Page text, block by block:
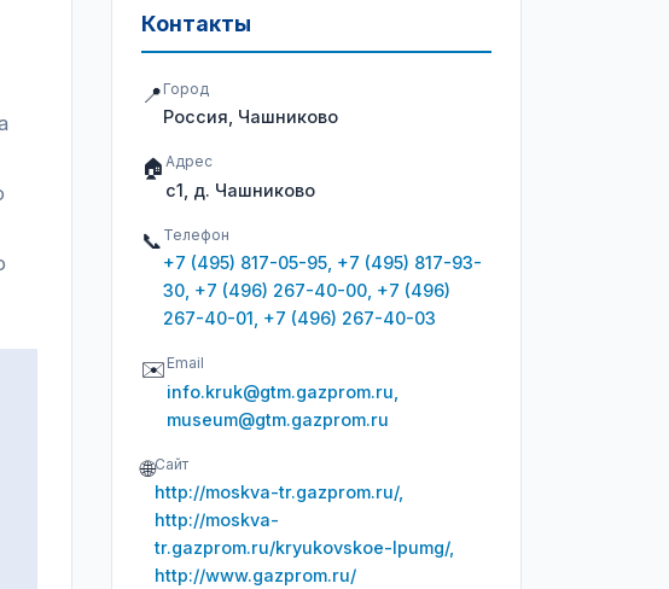
Контакты
📍 Город
Россия, Чашниково
🏠 Адрес
с1, д. Чашниково
📞 Телефон
+7 (495) 817-05-95, +7 (495) 817-93-
30, +7 (496) 267-40-00, +7 (496)
267-40-01, +7 (496) 267-40-03
✉️ Email
info.kruk@gtm.gazprom.ru,
museum@gtm.gazprom.ru
🌐Сайт
http://moskva-tr.gazprom.ru/,
http://moskva-
tr.gazprom.ru/kryukovskoe-lpumg/,
http://www.gazprom.ru/